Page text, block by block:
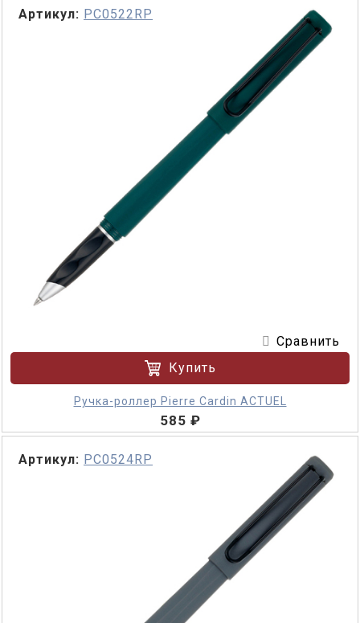
Артикул: PC0522RP
Сравнить
Купить
Ручка-роллер Pierre Cardin ACTUEL
585 ₽
Артикул: PC0524RP